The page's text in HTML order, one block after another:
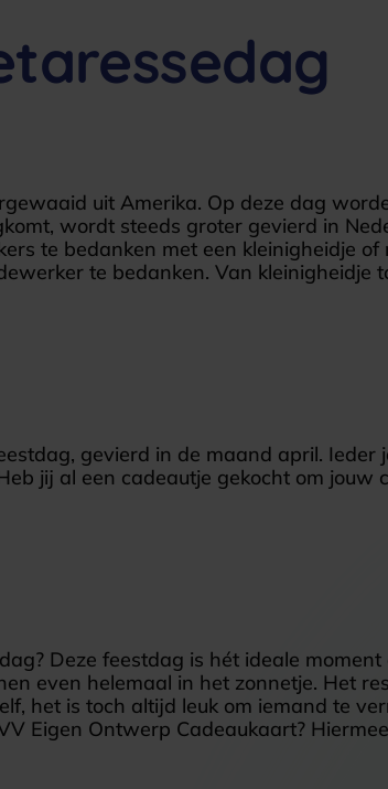
uit Amerika. Op deze dag
wordt steeds groter gevierd in
te bedanken met een kleinigheidje
te bedanken. Van
gevierd in de maand april.
jij al een cadeautje gekocht om jouw
Deze feestdag is hét ideale
even helemaal in het zonnetje. Het
het is toch altijd leuk om iemand te
Eigen Ontwerp Cadeaukaart?